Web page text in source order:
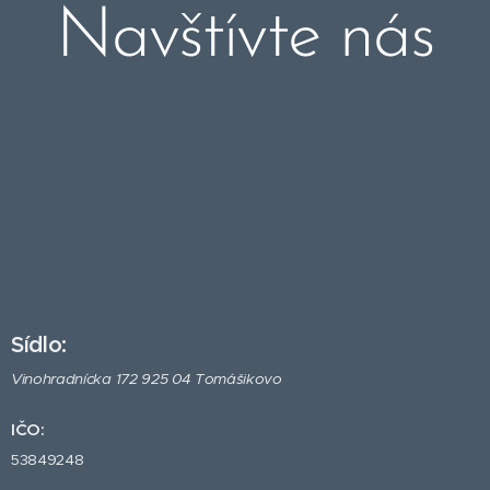
Navštívte nás
Sídlo:
Vinohradnícka 172 925 04 Tomášikovo
IČO:
53849248